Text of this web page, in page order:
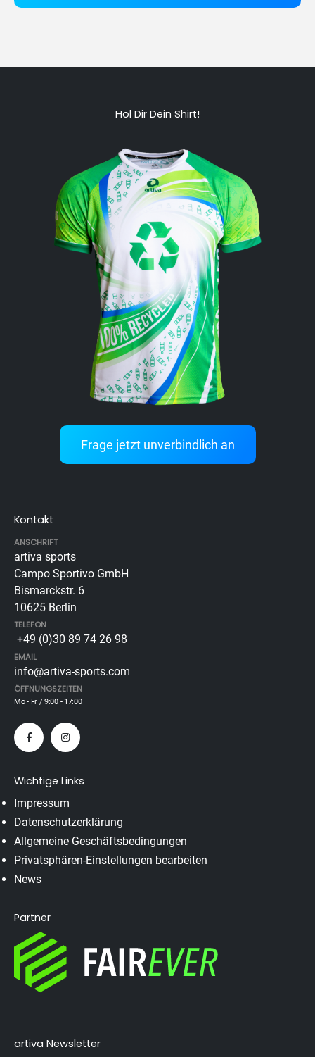
Hol Dir Dein Shirt!
Frage jetzt unverbindlich an
Kontakt
ANSCHRIFT
artiva sports
Campo Sportivo GmbH
Bismarckstr. 6
10625 Berlin
TELEFON
+49 (0)30 89 74 26 98
EMAIL
info@artiva-sports.com
ÖFFNUNGSZEITEN
Mo - Fr / 9:00 - 17:00
Wichtige Links
Impressum
Datenschutzerklärung
Allgemeine Geschäftsbedingungen
Privatsphären-Einstellungen bearbeiten
News
Partner
artiva Newsletter